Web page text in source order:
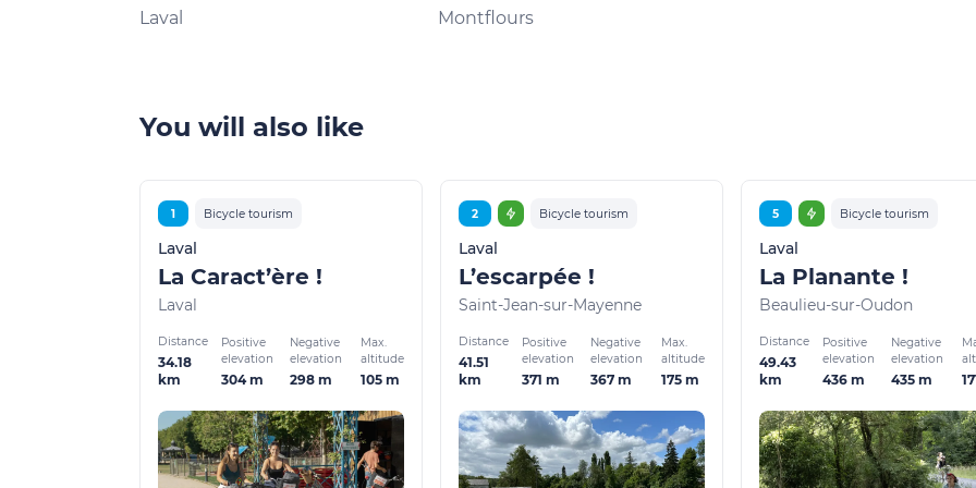
DE LAVAL
Laval Montflours
You will also like
1 Bicycle tourism
Laval
La Caract’ère !
Laval
Distance
34.18
km
Positive
elevation
304 m
Negative
elevation
298 m
Max.
altitude
105 m
2 Bicycle tourism
Laval
L’escarpée !
Saint-Jean-sur-Mayenne
Distance
41.51
km
Positive
elevation
371 m
Negative
elevation
367 m
Max.
altitude
175 m
5 Bicycle tourism
Laval
La Planante !
Beaulieu-sur-Oudon
Distance
49.43
km
Positive
elevation
436 m
Negative
elevation
435 m